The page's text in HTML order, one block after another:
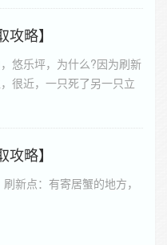
略】
悠乐坪，为什么?因为刷新
很近，一只死了另一只立
略】
新点：有寄居蟹的地方，